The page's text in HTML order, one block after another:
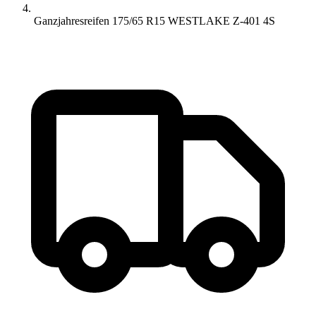
Ganzjahresreifen 175/65 R15 WESTLAKE Z-401 4S